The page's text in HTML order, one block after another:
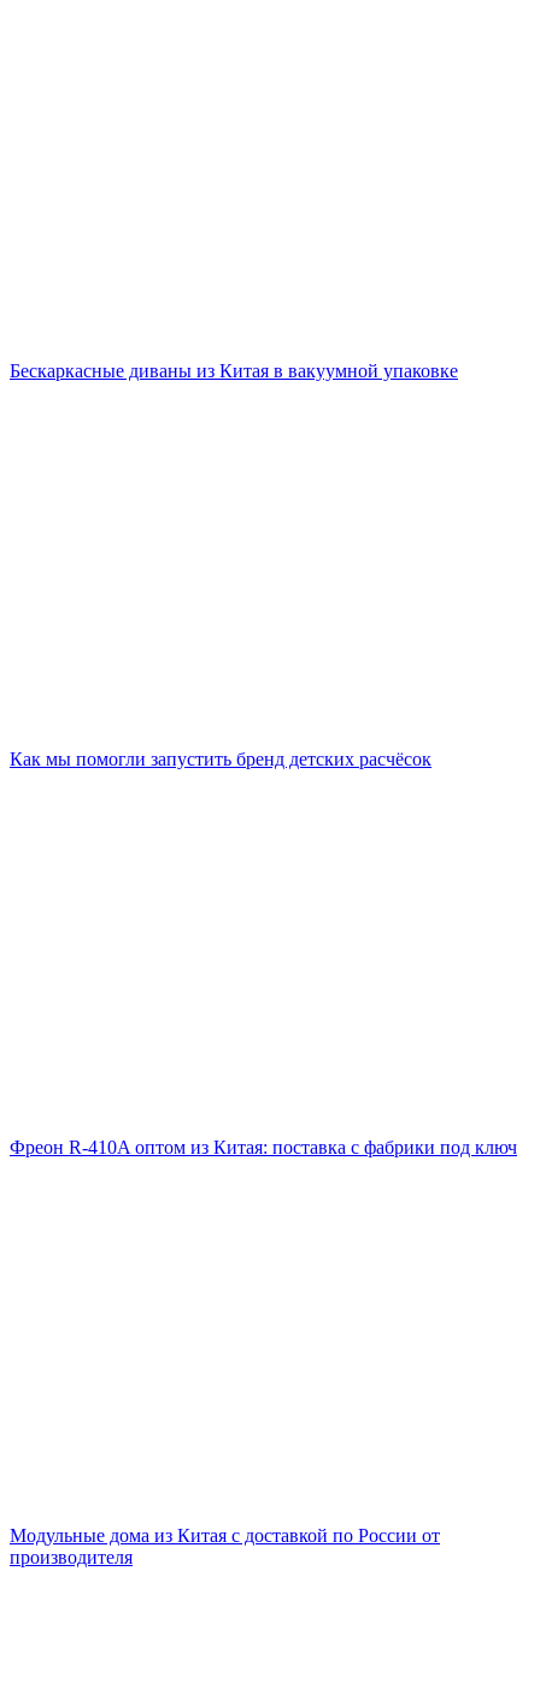
Бескаркасные диваны из Китая в вакуумной упаковке
Как мы помогли запустить бренд детских расчёсок
Фреон R-410A оптом из Китая: поставка с фабрики под ключ
Модульные дома из Китая с доставкой по России от
производителя